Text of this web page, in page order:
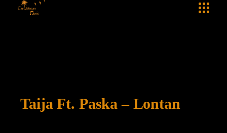
Taija Ft. Paska – Lontan